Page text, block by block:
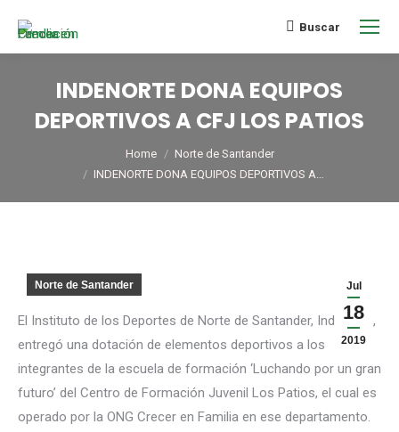
Buscar
INDENORTE DONA EQUIPOS
DEPORTIVOS A CFJ LOS PATIOS
Home
Norte de Santander
INDENORTE DONA EQUIPOS DEPORTIVOS A…
Jul
18
2019
Norte de Santander
El Instituto de los Deportes de Norte de Santander, Indenorte,
entregó una dotación de elementos deportivos a los
integrantes de la escuela de formación ‘Luchando por un gran
futuro’ del Centro de Formación Juvenil Los Patios, el cual es
operado por la ONG Crecer en Familia en ese departamento.